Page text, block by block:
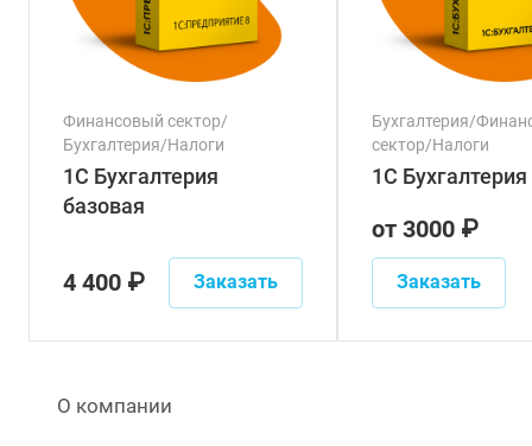
Финансовый сектор/
Бухгалтерия/Налоги
1С Бухгалтерия
базовая
4 400 ₽ Заказать
Бухгалтерия/
сектор/Налоги
1С
от 3000 ₽
Заказать
О компании